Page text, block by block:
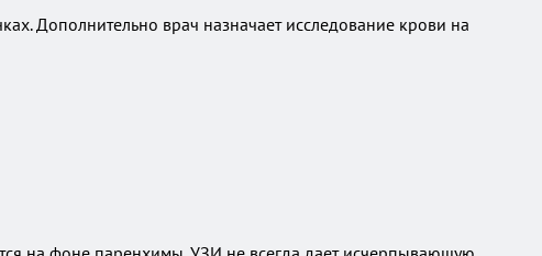
Дополнительно врач назначает исследование крови на